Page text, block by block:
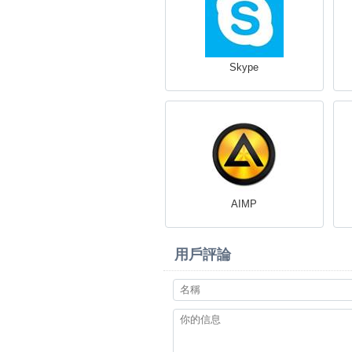
Skype
AIMP
用戶評論